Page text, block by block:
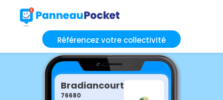
Référencez votre collectivité
Bradiancourt
76680